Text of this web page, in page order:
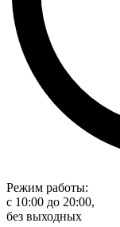
Режим работы:
с 10:00 до 20:00,
без выходных